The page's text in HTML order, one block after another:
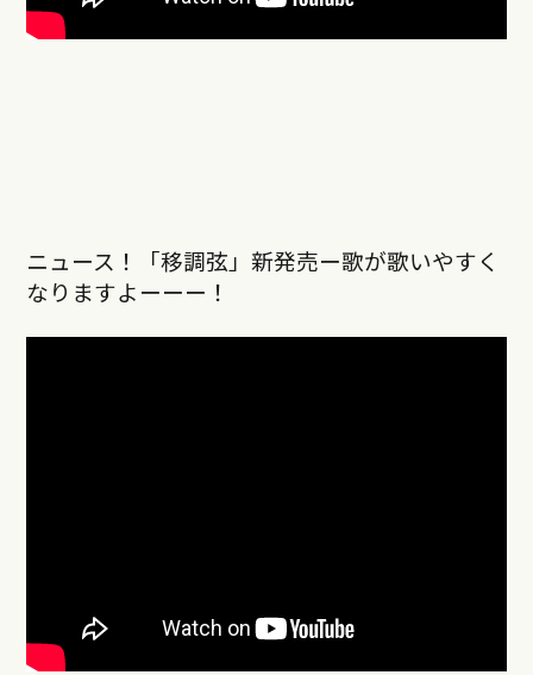
ニュース！「移調弦」新発売ー歌が歌いやすく
なりますよーーー！